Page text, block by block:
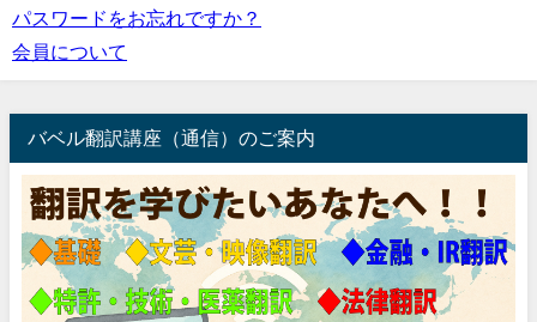
パスワードをお忘れですか？
会員について
バベル翻訳講座（通信）のご案内